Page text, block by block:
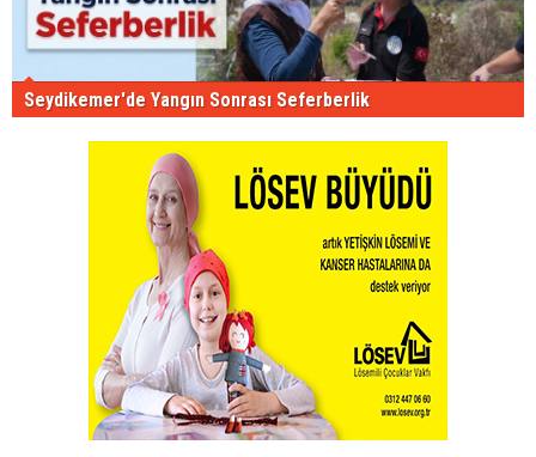
Seydikemer'de Yangın Sonrası Seferberlik